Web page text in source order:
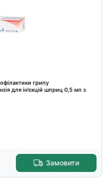
грипу
для ін'єкцій шприц 0,5 мл з
Замовити